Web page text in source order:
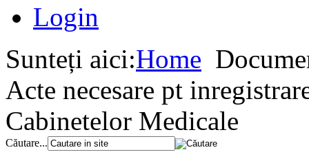
Login
Sunteți aici:Home
Acte necesare pt
Cabinetelor Medicale
Căutare...